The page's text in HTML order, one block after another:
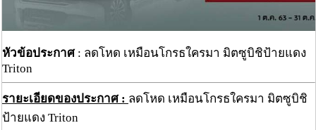
หัวข้อประกาศ: ลดโหด เหมือนโกรธใครมา มิตซูบิชิป้ายแดง
Triton
รายะเอียดของประกาศ : ลดโหด เหมือนโกรธใครมา มิตซูบิชิ
ป้ายแดง Triton